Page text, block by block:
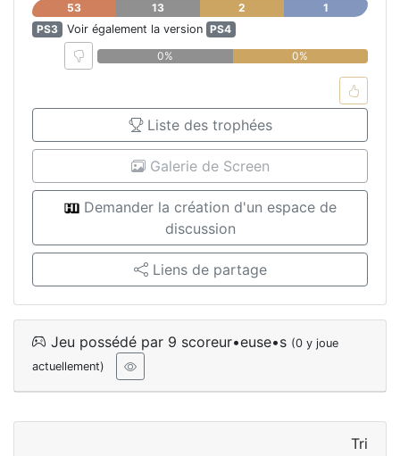
53 13 2
1
PS3
Voir également la version PS4
0%
0%
Liste des trophées
Galerie de Screen
Demander la création d'un espace de
discussion
Liens de partage
Jeu possédé par 9 scoreur•euse•s (0 y joue
actuellement)
Tri